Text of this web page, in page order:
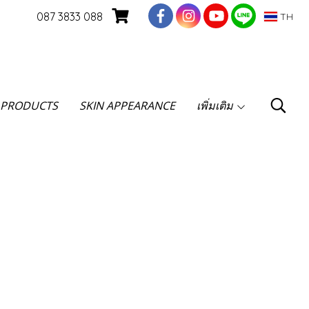
087 3833 088 TH
SKIN APPEARANCE เพิ่มเติม